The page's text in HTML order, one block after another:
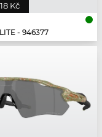
Kč
- 946377